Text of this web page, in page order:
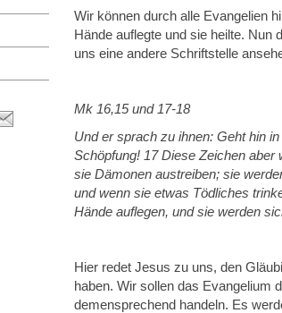
Wir können durch alle Evangelien
Hände auflegte und sie heilte. Nun
uns eine andere Schriftstelle
Mk 16,15 und 17-18
Und er sprach zu ihnen: Geht hin
Schöpfung! 17 Diese Zeichen aber
sie Dämonen austreiben; sie
und wenn sie etwas Tödliches
Hände auflegen, und sie werden
Hier redet Jesus zu uns, den
haben. Wir sollen das Evangelium
demensprechend handeln. Es